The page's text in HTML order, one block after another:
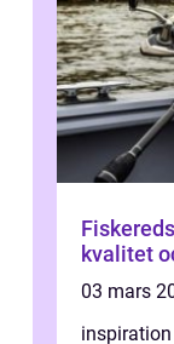
kvalitet
03 mars
inspiration